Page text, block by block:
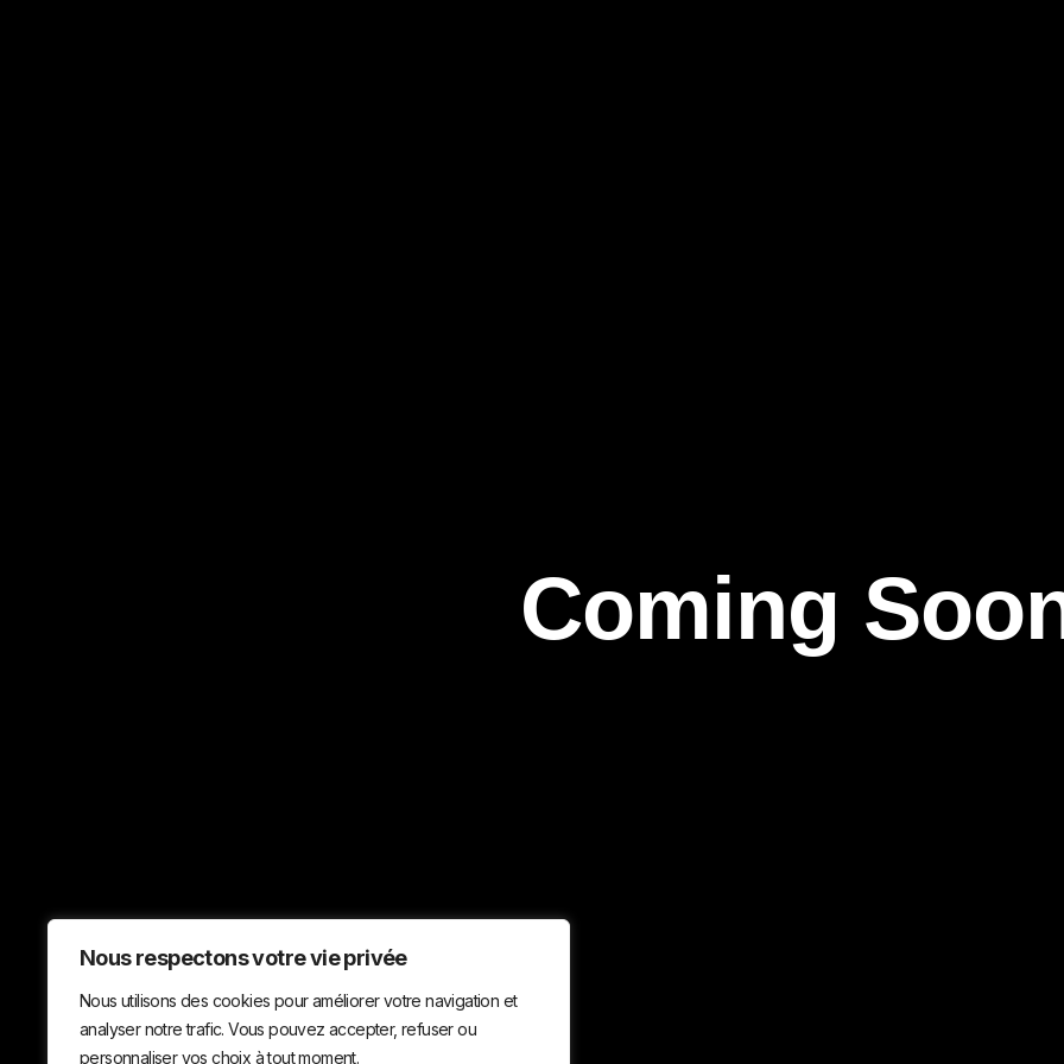
Nous respectons votre vie privée
Nous utilisons des cookies pour améliorer votre navigation et
analyser notre trafic. Vous pouvez accepter, refuser ou
personnaliser vos choix à tout moment.
Coming